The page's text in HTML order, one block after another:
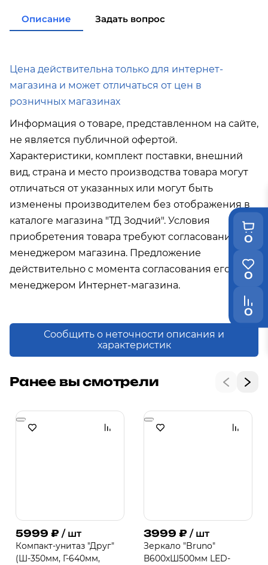
0
0
0
от 35 000р
в город Поронайск при покупке
Описание Задать вопрос
Цена действительна только для интернет-
магазина и может отличаться от цен в
розничных магазинах
Информация о товаре, представленном на сайте,
не является публичной офертой.
Характеристики, комплект поставки, внешний
вид, страна и место производства товара могут
отличаться от указанных или могут быть
изменены производителем без отображения в
каталоге магазина "ТД Зодчий". Условия
приобретения товара требуют согласования с
менеджером магазина. Предложение
действительно с момента согласования его с
менеджером Интернет-магазина.
Сообщить о неточности описания и
характеристик
Ранее вы смотрели
5999 ₽ / шт
Компакт-унитаз "Друг"
(Ш-350мм, Г-640мм,
3999 ₽ / шт
Зеркало "Bruno"
В600хШ500мм LED-